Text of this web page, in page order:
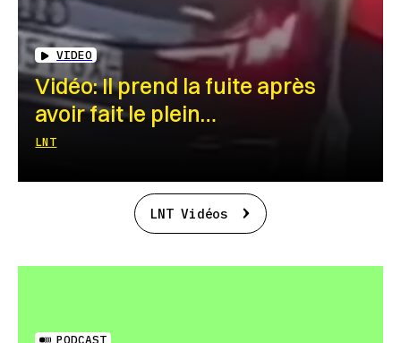
VIDEO
Vidéo: Il prend la fuite après
avoir fait le plein…
LNT
LNT Vidéos
PODCAST